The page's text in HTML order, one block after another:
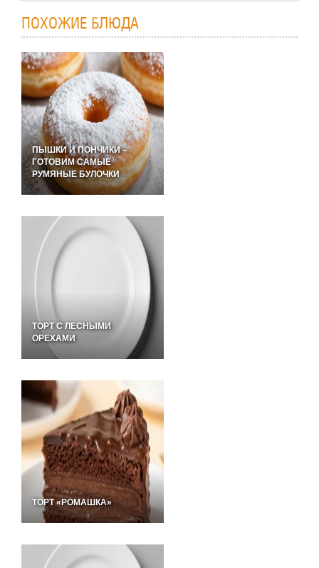
ПОХОЖИЕ БЛЮДА
ПЫШКИ И ПОНЧИКИ –
ГОТОВИМ САМЫЕ
РУМЯНЫЕ БУЛОЧКИ
ТОРТ С ЛЕСНЫМИ
ОРЕХАМИ
ТОРТ «РОМАШКА»